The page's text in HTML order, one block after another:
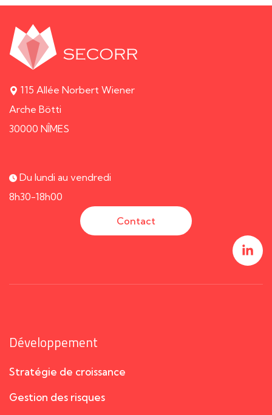
115 Allée Norbert Wiener
Arche Bötti
30000 NÎMES
Du lundi au vendredi
8h30-18h00
Contact
Développement
Stratégie de croissance
Gestion des risques